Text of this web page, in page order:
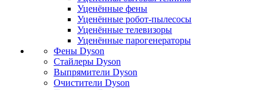
Уценённые фены
Уценённые робот-пылесосы
Уценённые телевизоры
Уценённые парогенераторы
Фены Dyson
Стайлеры Dyson
Выпрямители Dyson
Очистители Dyson